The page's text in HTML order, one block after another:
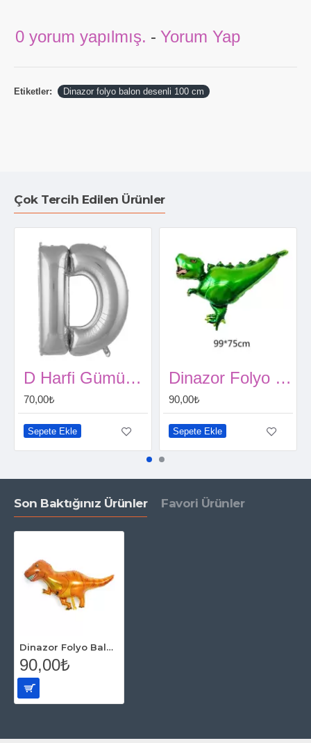
0 yorum yapılmış. - Yorum Yap
Etiketler: Dinazor folyo balon desenli 100 cm
Çok Tercih Edilen Ürünler
D Harfi Gümüş Renk Folyo Balon 86 Cm
70,00₺
Sepete Ekle
Dinazor Folyo Balon 100 cm yeşil
90,00₺
Sepete Ekle
Son Baktığınız Ürünler Favori Ürünler
Dinazor Folyo Balon Desenli 100 Cm
90,00₺